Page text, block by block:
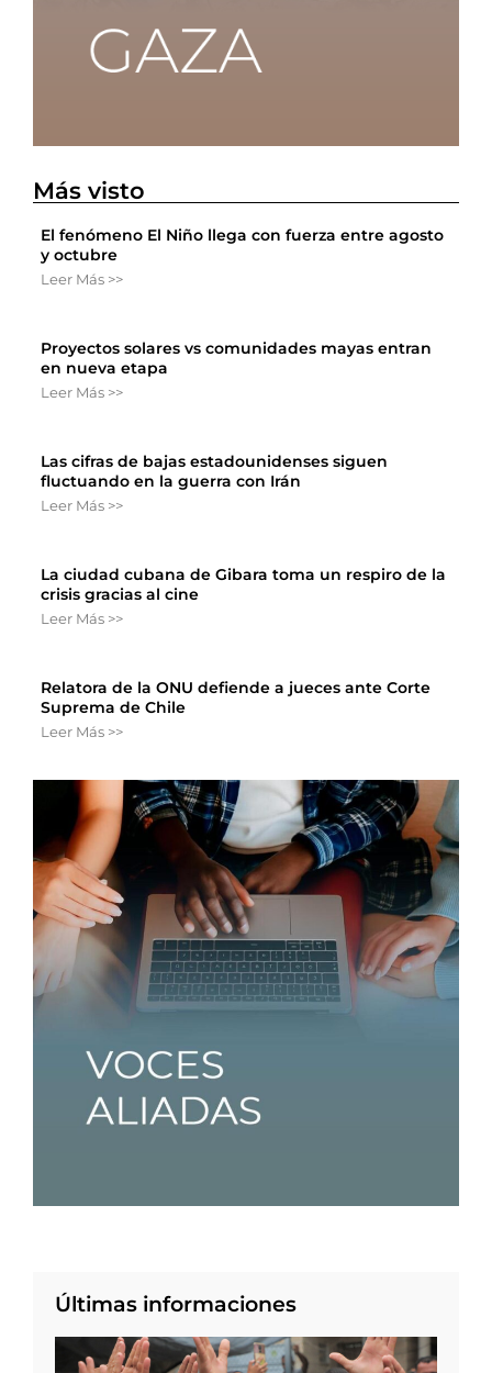
Más visto
El fenómeno El Niño llega con fuerza entre agosto
y octubre
Leer Más >>
Proyectos solares vs comunidades mayas entran
en nueva etapa
Leer Más >>
Las cifras de bajas estadounidenses siguen
fluctuando en la guerra con Irán
Leer Más >>
La ciudad cubana de Gibara toma un respiro de la
crisis gracias al cine
Leer Más >>
Relatora de la ONU defiende a jueces ante Corte
Suprema de Chile
Leer Más >>
Últimas informaciones